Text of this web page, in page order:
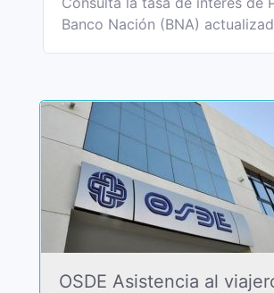
Banco Nación (BNA)
OSDE Asistencia al